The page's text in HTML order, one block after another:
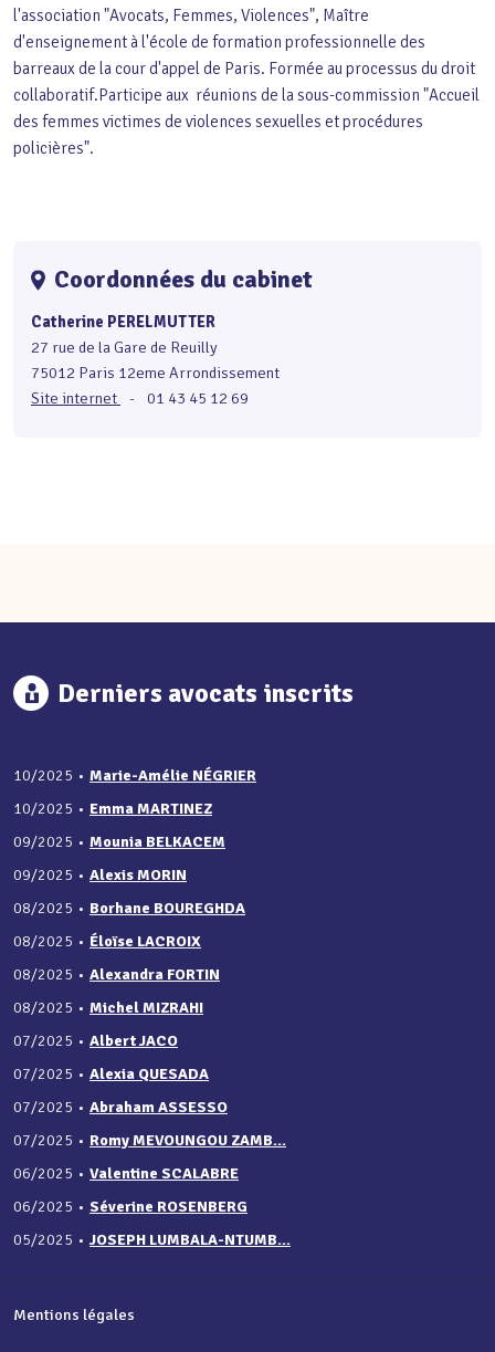
l'association "Avocats, Femmes, Violences", Maître
d'enseignement à l'école de formation professionnelle des
barreaux de la cour d'appel de Paris. Formée au processus du droit
collaboratif.Participe aux réunions de la sous-commission "Accueil
des femmes victimes de violences sexuelles et procédures
policières".
Coordonnées du cabinet
Catherine PERELMUTTER
27 rue de la Gare de Reuilly
75012 Paris 12eme Arrondissement
Site internet
- 01 43 45 12 69
Derniers avocats inscrits
10/2025 • Marie-Amélie NÉGRIER
10/2025 • Emma MARTINEZ
09/2025 • Mounia BELKACEM
09/2025 • Alexis MORIN
08/2025 • Borhane BOUREGHDA
08/2025 • Éloïse LACROIX
08/2025 • Alexandra FORTIN
08/2025 • Michel MIZRAHI
07/2025 • Albert JACO
07/2025 • Alexia QUESADA
07/2025 • Abraham ASSESSO
07/2025 • Romy MEVOUNGOU ZAMB...
06/2025 • Valentine SCALABRE
06/2025 • Séverine ROSENBERG
05/2025 • JOSEPH LUMBALA-NTUMB...
Mentions légales